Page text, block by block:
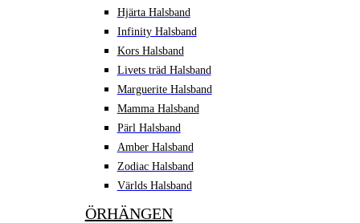
Hjärta Halsband
Infinity Halsband
Kors Halsband
Livets träd Halsband
Marguerite Halsband
Mamma Halsband
Pärl Halsband
Amber Halsband
Zodiac Halsband
Världs Halsband
ÖRHÄNGEN